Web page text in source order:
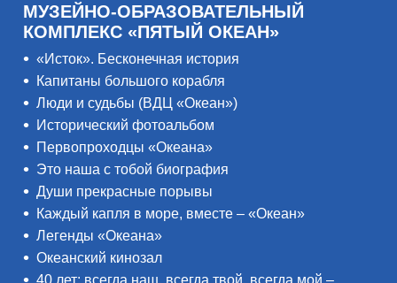
МУЗЕЙНО-ОБРАЗОВАТЕЛЬНЫЙ
КОМПЛЕКС «ПЯТЫЙ ОКЕАН»
«Исток». Бесконечная история
Капитаны большого корабля
Люди и судьбы (ВДЦ «Океан»)
Исторический фотоальбом
Первопроходцы «Океана»
Это наша с тобой биография
Души прекрасные порывы
Каждый капля в море, вместе – «Океан»
Легенды «Океана»
Океанский кинозал
40 лет: всегда наш, всегда твой, всегда мой –